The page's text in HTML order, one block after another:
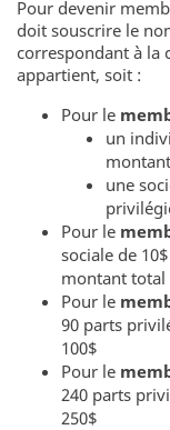
Pour devenir
doit souscrire le
correspondant à la
appartient, soit :
Pour le
un
une
Pour le
sociale de
montant total
Pour le
90 parts
100$
Pour le
240 parts
250$